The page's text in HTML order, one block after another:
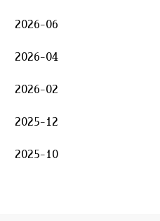
2026-06
2026-04
2026-02
2025-12
2025-10